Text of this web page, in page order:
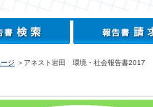
ジ ＞アネスト岩田 環境・社会報告書2017